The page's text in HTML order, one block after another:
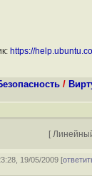
https://
/
[
19/05/2009 [